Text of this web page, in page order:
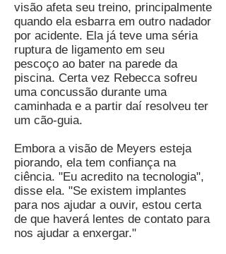
visão afeta seu treino, principalmente
quando ela esbarra em outro nadador
por acidente. Ela já teve uma séria
ruptura de ligamento em seu
pescoço ao bater na parede da
piscina. Certa vez Rebecca sofreu
uma concussão durante uma
caminhada e a partir daí resolveu ter
um cão-guia.
Embora a visão de Meyers esteja
piorando, ela tem confiança na
ciência. "Eu acredito na tecnologia",
disse ela. "Se existem implantes
para nos ajudar a ouvir, estou certa
de que haverá lentes de contato para
nos ajudar a enxergar."